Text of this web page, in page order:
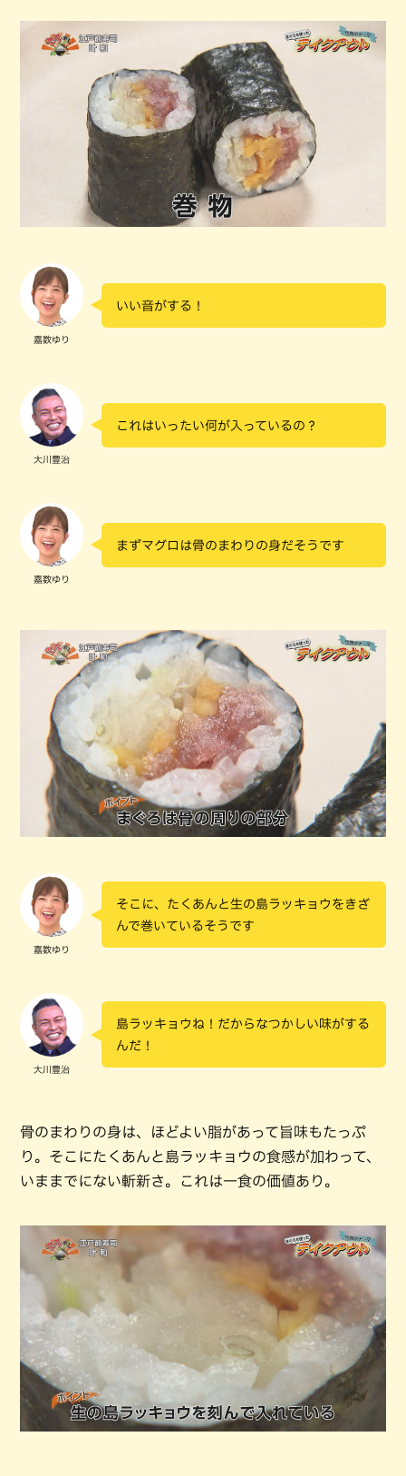
嘉数ゆり
いい音がする！
大川豊治
これはいったい何が入っているの？
嘉数ゆり
まずマグロは骨のまわりの身だそうです
嘉数ゆり
そこに、たくあんと生の島ラッキョウをきざ
んで巻いているそうです
大川豊治
島ラッキョウね！だからなつかしい味がする
んだ！
骨のまわりの身は、ほどよい脂があって旨味もたっぷ
り。そこにたくあんと島ラッキョウの食感が加わって、
いままでにない斬新さ。これは一食の価値あり。